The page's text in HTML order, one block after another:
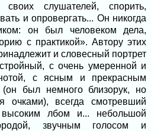
слушателей, спорить,
и опровергать... Он никогда
он был человеком дела,
с практикой». Автору этих
и словесный портрет
с очень умеренной и
с ясным и прекрасным
(он был немного близорук, но
очками), всегда смотревший
лбом и... небольшой
звучным голосом и